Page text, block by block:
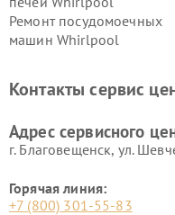
Ремонт посудомоечных
машин Whirlpool
Контакты сервис
Адрес сервисного
г. Благовещенск, ул.
Горячая линия:
+7 (800) 301-55-83